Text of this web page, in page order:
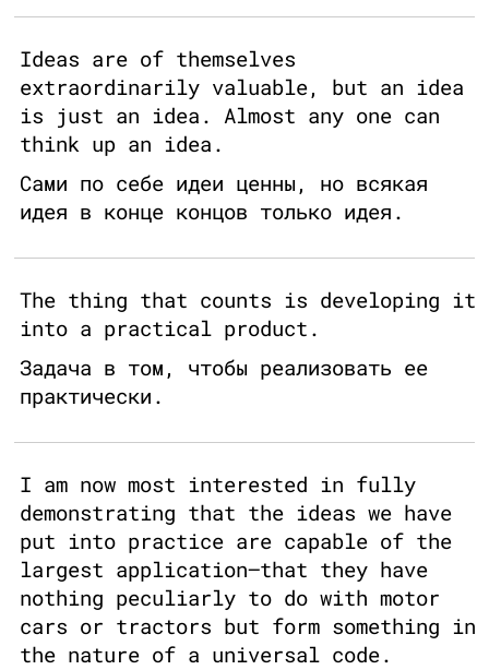
Ideas are of themselves
extraordinarily valuable, but an idea
is just an idea. Almost any one can
think up an idea.
Сами по себе идеи ценны, но всякая
идея в конце концов только идея.
The thing that counts is developing it
into a practical product.
Задача в том, чтобы реализовать ее
практически.
I am now most interested in fully
demonstrating that the ideas we have
put into practice are capable of the
largest application—that they have
nothing peculiarly to do with motor
cars or tractors but form something in
the nature of a universal code.